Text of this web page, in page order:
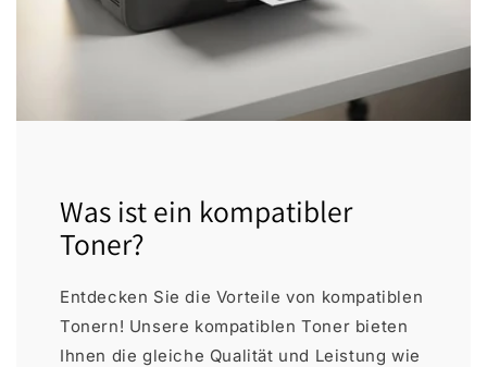
Was ist ein kompatibler
Toner?
Entdecken Sie die Vorteile von kompatiblen
Tonern! Unsere kompatiblen Toner bieten
Ihnen die gleiche Qualität und Leistung wie